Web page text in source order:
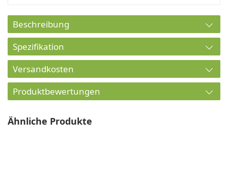
Beschreibung
Spezifikation
Versandkosten
Produktbewertungen
Ähnliche Produkte